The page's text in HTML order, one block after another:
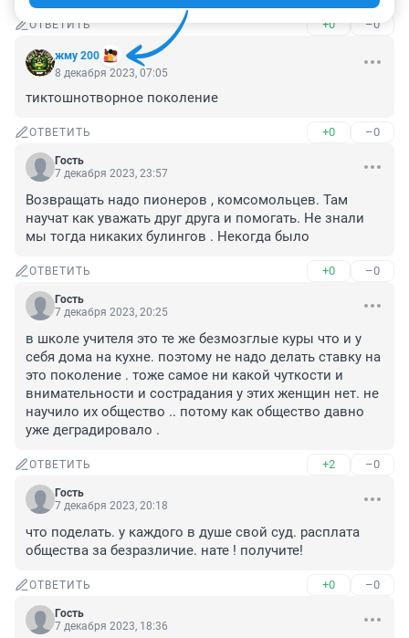
ОТВЕТИТЬ +0 –0
жму 200
8 декабря 2023, 07:05
тиктошнотворное поколение
ОТВЕТИТЬ +0 –0
Гость
7 декабря 2023, 23:57
Возвращать надо пионеров , комсомольцев. Там
научат как уважать друг друга и помогать. Не знали
мы тогда никаких булингов . Некогда было
ОТВЕТИТЬ +0 –0
Гость
7 декабря 2023, 20:25
в школе учителя это те же безмозглые куры что и у
себя дома на кухне. поэтому не надо делать ставку на
это поколение . тоже самое ни какой чуткости и
внимательности и сострадания у этих женщин нет. не
научило их общество .. потому как общество давно
уже деградировало .
ОТВЕТИТЬ +2 –0
Гость
7 декабря 2023, 20:18
что поделать. у каждого в душе свой суд. расплата
общества за безразличие. нате ! получите!
ОТВЕТИТЬ +0 –0
Гость
7 декабря 2023, 18:36